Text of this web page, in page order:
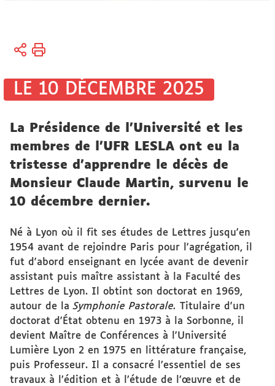
Vous
Accueil
- In
memoriam
LE 10 DÉCEMBRE 2025
La Présidence de l’Université et les
membres de l'UFR LESLA ont eu la
tristesse d'apprendre le décès de
Monsieur Claude Martin, survenu le
10 décembre dernier.
Né à Lyon où il fit ses études de Lettres jusqu'en
1954 avant de rejoindre Paris pour l'agrégation, il
fut d'abord enseignant en lycée avant de devenir
assistant puis maître assistant à la Faculté des
Lettres de Lyon. Il obtint son doctorat en 1969,
autour de laSymphonie Pastorale. Titulaire d'un
doctorat d'État obtenu en 1973 à la Sorbonne, il
devient Maître de Conférences à l'Université
Lumière Lyon 2 en 1975 en littérature française,
puis Professeur. Il a consacré l’essentiel de ses
travaux à l’édition et à l’étude de l’œuvre et de